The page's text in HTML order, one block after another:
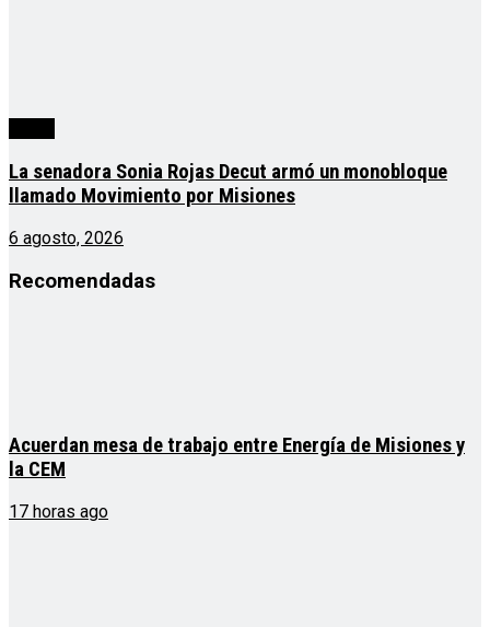
La senadora Sonia Rojas Decut armó un monobloque
llamado Movimiento por Misiones
6 agosto, 2026
Recomendadas
Acuerdan mesa de trabajo entre Energía de Misiones y
la CEM
17 horas ago